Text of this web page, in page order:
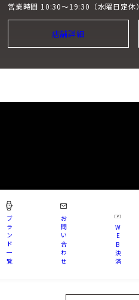
営業時間 10:30～19:30（水曜日定休）
店舗詳細
ブ
ラ
ン
ド
一
覧
お
問
い
合
わ
せ
W
E
B
決
済